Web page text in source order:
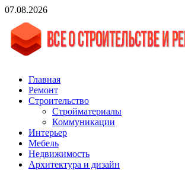
Skip
content
07.08.2026
vgasa.ru
Строительный журнал. Всё о строительстве
Главная
Ремонт
Строительство
Стройматериалы
Коммуникации
Интерьер
Мебель
Недвижимость
Архитектура и дизайн